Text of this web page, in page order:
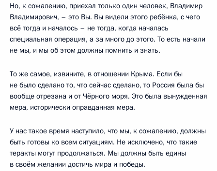
Но, к сожалению, приехал только один человек, Владимир
Владимирович, – это Вы. Вы видели этого ребёнка, с чего
всё тогда и началось – не тогда, когда началась
специальная операция, а за много до этого. То есть начали
не мы, и мы об этом должны помнить и знать.
То же самое, извините, в отношении Крыма. Если бы
не было сделано то, что сейчас сделано, то Россия была бы
вообще отрезана и от Чёрного моря. Это была вынужденная
мера, исторически оправданная мера.
У нас такое время наступило, что мы, к сожалению, должны
быть готовы ко всем ситуациям. Не исключено, что такие
теракты могут продолжаться. Мы должны быть едины
в своём желании достичь мира и победы.